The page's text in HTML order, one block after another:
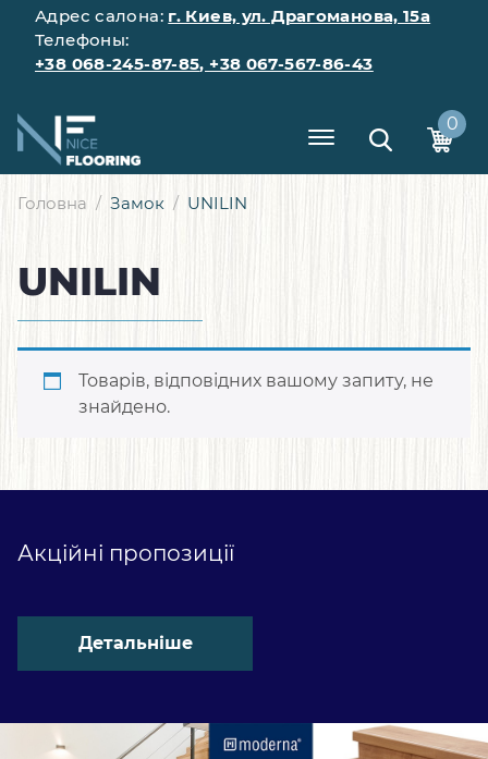
Адрес салона: г. Киев, ул. Драгоманова, 15а
Телефоны:
+38 068-245-87-85, +38 067-567-86-43
0
Головна Замок UNILIN
UNILIN
Товарів, відповідних вашому запиту, не
знайдено.
Акційні пропозиції
Детальніше